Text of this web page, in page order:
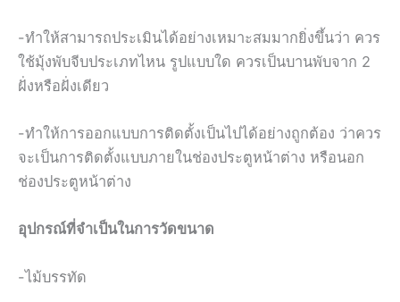
-ทำให้สามารถประเมินได้อย่างเหมาะสมมากยิ่งขึ้นว่า ควร
ใช้มุ้งพับจีบประเภทไหน รูปแบบใด ควรเป็นบานพับจาก 2
ฝั่งหรือฝั่งเดียว
-ทำให้การออกแบบการติดตั้งเป็นไปได้อย่างถูกต้อง ว่าควร
จะเป็นการติดตั้งแบบภายในช่องประตูหน้าต่าง หรือนอก
ช่องประตูหน้าต่าง
อุปกรณ์ที่จำเป็นในการวัดขนาด
-ไม้บรรทัด